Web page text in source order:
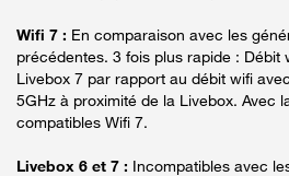
Wifi 7 : En comparaison avec les
précédentes. 3 fois plus rapide : Débit
Livebox 7 par rapport au débit wifi
5GHz à proximité de la Livebox. Avec
compatibles Wifi 7.
Livebox 6 et 7 : Incompatibles avec